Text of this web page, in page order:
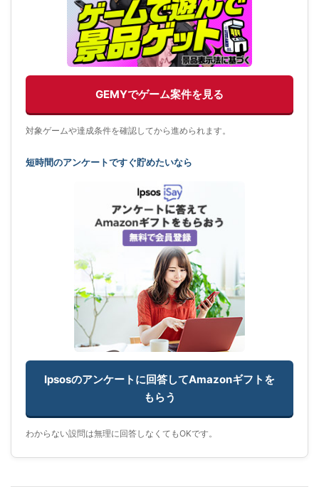
GEMYでゲーム案件を見る
対象ゲームや達成条件を確認してから進められます。
短時間のアンケートですぐ貯めたいなら
Ipsosのアンケートに回答してAmazonギフトを
もらう
わからない設問は無理に回答しなくてもOKです。